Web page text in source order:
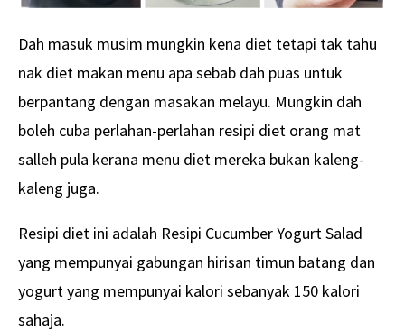
Dah masuk musim mungkin kena diet tetapi tak tahu
nak diet makan menu apa sebab dah puas untuk
berpantang dengan masakan melayu. Mungkin dah
boleh cuba perlahan-perlahan resipi diet orang mat
salleh pula kerana menu diet mereka bukan kaleng-
kaleng juga.
Resipi diet ini adalah Resipi Cucumber Yogurt Salad
yang mempunyai gabungan hirisan timun batang dan
yogurt yang mempunyai kalori sebanyak 150 kalori
sahaja.